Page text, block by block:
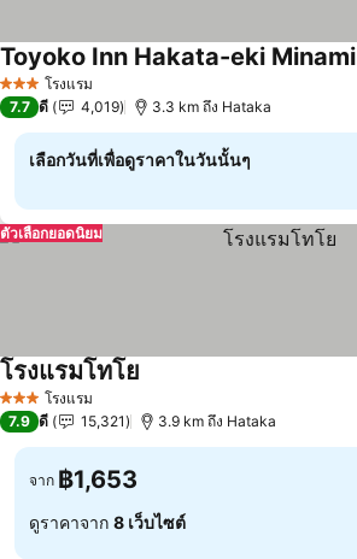
3 ดาว โรงแรม
Toyoko Inn Hakata-eki Minami
7.7 ดี 4,019 3.3 km ถึง Hataka
เลือกวันที่เพื่อดูราคาในวันนั้นๆ
ตัวเลือกยอดนิยม
3 ดาว โรงแรม
โรงแรมโทโย
7.9 ดี 15,321 3.9 km ถึง Hataka
จาก ฿1,653
ดูราคาจาก 8 เว็บไซต์